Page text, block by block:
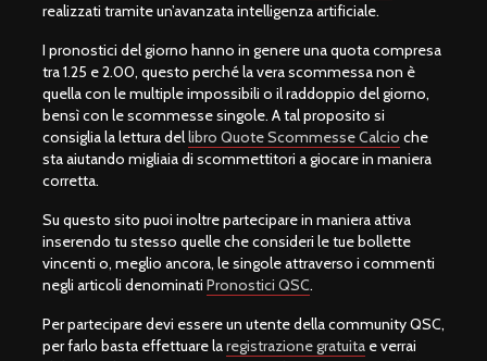
realizzati tramite un’avanzata intelligenza artificiale.
I pronostici del giorno hanno in genere una quota compresa
tra 1.25 e 2.00, questo perché la vera scommessa non è
quella con le multiple impossibili o il raddoppio del giorno,
bensì con le scommesse singole. A tal proposito si
consiglia la lettura dellibro Quote Scommesse Calcio che
sta aiutando migliaia di scommettitori a giocare in maniera
corretta.
Su questo sito puoi inoltre partecipare in maniera attiva
inserendo tu stesso quelle che consideri le tue bollette
vincenti o, meglio ancora, le singole attraverso i commenti
negli articoli denominati Pronostici QSC.
Per partecipare devi essere un utente della community QSC,
per farlo basta effettuare laregistrazione gratuita e verrai